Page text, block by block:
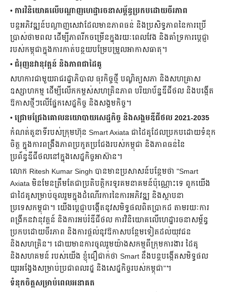
• ការវិនិយោគលើបណ្តាញហេដ្ឋារចនាសម្ព័ន្ធប្រកបដោយចីរភាព
បន្តអភិវឌ្ឍន៍បណ្ដាញសេវាដែលមានភាពធន់ និងប្រសិទ្ធភាពនៃការប្រើ
ប្រាស់ថាមពល ដើម្បីភាពរីកចម្រើនក្នុងរយៈពេលវែង និងគាំទ្រការប្តេជ្ញា
របស់កម្ពុជាក្នុងការកាត់បន្ថយបម្រែបម្រួលអាកាសធាតុ។
• ជំរុញនវានុវត្តន៍ និងភាពជាដៃគូ
សហការជាមួយរាជរដ្ឋាភិបាល ធុរកិច្ចថ្មី បណ្ឌិត្យសភា និងសហគ្រាស
ឧស្សាហកម្ម ដើម្បីលើកកម្ពស់សហគ្រិនភាព បរិយាប័ន្នឌីជីថល និងបង្កើត
ឱកាសថ្មីៗលើផ្នែកសេដ្ឋកិច្ច និងសង្គមកិច្ច។
• ជ្រោមជ្រែងគោលនយោបាយសេដ្ឋកិច្ច និងសង្គមឌីជីថល 2021-2035
កំណត់តួនាទីរបស់ក្រុមហ៊ុន Smart Axiata ជាដៃគូដែលប្រកបដោយទំនុក
ចិត្ត ក្នុងការពង្រឹងភាពប្រកួតប្រជែងរបស់កម្ពុជា និងភាពធន់នៃ
ប្រព័ន្ធឌីជីថលនៅក្នុងសេដ្ឋកិច្ចអាស៊ាន។
លោក Ritesh Kumar Singh បានមានប្រសាសន៍បន្ថែមថា "Smart
Axiata មិនមែនត្រឹមតែជាប្រតិបត្តិករទូរគមនាគមន៍ប៉ុណ្ណោះទេ ពួកយើង
ជាដៃគូសម្រាប់ចូលរួមក្នុងដំណើរការនៃការអភិវឌ្ឍ និងស្ថាបនា
ប្រទេសកម្ពុជា។ យើងប្តេជ្ញាបង្កើតនូវសមិទ្ធផលពិតប្រាកដ តាមរយៈការ
ពង្រីកនវានុវត្តន៍ និងការអប់រំឌីជីថល ការវិនិយោគលើហេដ្ឋារចនាសម្ព័ន្ធ
ប្រកបដោយចីរភាព និងការផ្តល់នូវឱកាសបន្ថែមទៀតដល់យុវជន
និងសហគ្រិន។ ដោយមានការចូលរួមយ៉ាងសកម្មពីក្រុមការងារ ដៃគូ
និងសហគមន៍ របស់យើង ខ្ញុំជឿជាក់ថា Smart នឹងបន្តបង្កើតសមិទ្ធផល
យូរអង្វែងសម្រាប់ប្រជាពលរដ្ឋ និងសេដ្ឋកិច្ចរបស់កម្ពុជា"។
ទំនុកចិត្តសម្រាប់ពេលអនាគត